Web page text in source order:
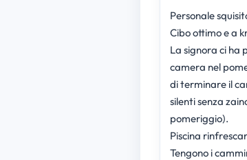
Personale
Cibo ottimo e a
La signora ci ha
camera nel
di terminare il
silenti senza
pomeriggio).
Piscina
Tengono i